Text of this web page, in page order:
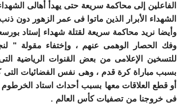
الفاعلين إلى محاكمة سريعة حتى يهدأ أهالى
الشهداء الأبرار الذين ماتوا فى عمر الزهور دون
وأيضا نريد محاكمة سريعة لقتلة شهداء إستاد بور
وفك الحصار
الوهمى عنهم ، وإختفاء مقولة
للتسخين الإعلامى من بعض القنوات الرياضية
بسبب مباراة كرة قدم ، وهى نفس الفضائيات
أو قطع العلاقات معها بسبب أحداث استاد
فى خروجنا من تصفيات كأس العالم .